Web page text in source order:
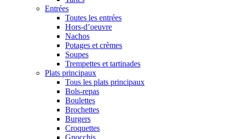
Entrées
Toutes les entrées
Hors-d’oeuvre
Nachos
Potages et crèmes
Soupes
Trempettes et tartinades
Plats principaux
Tous les plats principaux
Bols-repas
Boulettes
Brochettes
Burgers
Croquettes
Gnocchis